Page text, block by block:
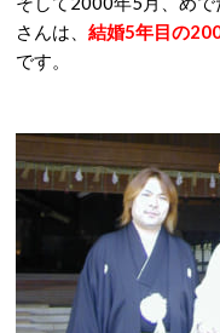
さんは、 結婚5年目の
です。